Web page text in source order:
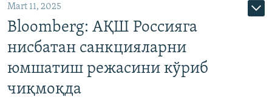
Mart 11, 2025
Bloomberg: АҚШ Россияга
нисбатан санкцияларни
юмшатиш режасини кўриб
чиқмоқда